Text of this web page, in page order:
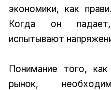
экономики, как
Когда он
испытывают
Понимание того,
рынок,